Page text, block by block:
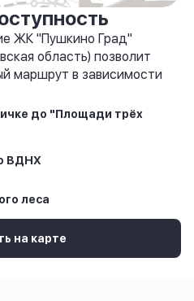
ЖК "Пушкино Град"
область) позволит
маршрут в зависимости
до "Площади трёх
ВДНХ
леса
на карте